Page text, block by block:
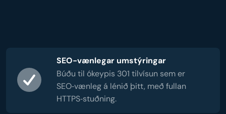
SEO-vænlegar umstýringar
Búðu til ókeypis 301 tilvísun sem er
SEO‑vænleg á lénið þitt, með fullan
HTTPS‑stuðning.